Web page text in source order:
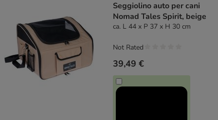
Seggiolino auto per cani
Nomad Tales Spirit, beige
ca. L 44 x P 37 x H 30 cm
39,49 €
Not Rated